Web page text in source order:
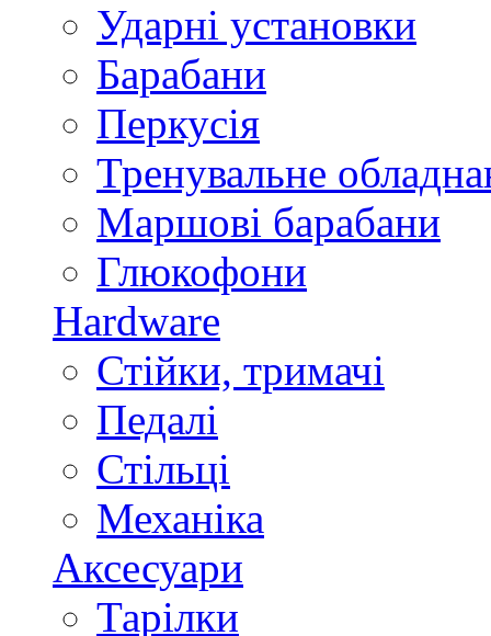
Ударні установки
Барабани
Перкусія
Тренувальне
Маршові барабани
Глюкофони
Hardware
Стійки, тримачі
Педалі
Стільці
Механіка
Аксесуари
Тарілки